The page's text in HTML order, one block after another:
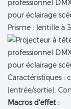
Prisme : lentille à
Caractéristiques :
(entrée/sortie).
Macros d'effet :